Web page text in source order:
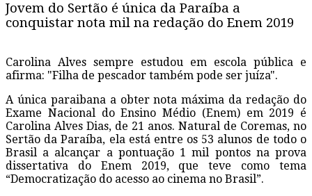
Jovem do Sertão é única da Paraíba a
conquistar nota mil na redação do Enem 2019
Carolina Alves sempre estudou em escola pública e
afirma: "Filha de pescador também pode ser juíza".
A única paraibana a obter nota máxima da redação do
Exame Nacional do Ensino Médio (Enem) em 2019 é
Carolina Alves Dias, de 21 anos. Natural de Coremas, no
Sertão da Paraíba, ela está entre os 53 alunos de todo o
Brasil a alcançar a pontuação 1 mil pontos na prova
dissertativa do Enem 2019, que teve como tema
“Democratização do acesso ao cinema no Brasil”.